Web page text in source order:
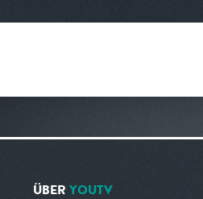
ÜBER YOUTV